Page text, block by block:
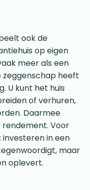
ook de
op eigen
meer als een
zeggenschap heeft
U kunt het huis
of verhuren,
Daarmee
Voor
in een
maar
oplevert.